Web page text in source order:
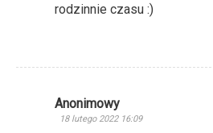
rodzinnie czasu :)
Anonimowy
18 lutego 2022 16:09